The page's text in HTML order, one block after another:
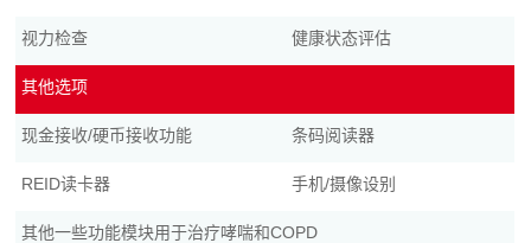
视力检查 健康状态评估
其他选项
现金接收/硬币接收功能 条码阅读器
REID读卡器 手机/摄像设别
其他一些功能模块用于治疗哮喘和COPD